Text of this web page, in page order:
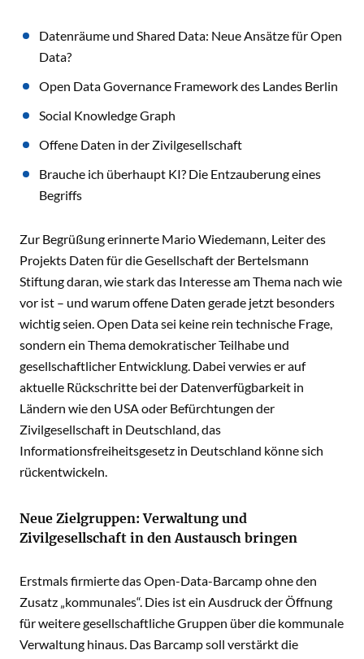
Datenräume und Shared Data: Neue Ansätze für Open
Data?
Open Data Governance Framework des Landes Berlin
Social Knowledge Graph
Offene Daten in der Zivilgesellschaft
Brauche ich überhaupt KI? Die Entzauberung eines
Begriffs
Zur Begrüßung erinnerte Mario Wiedemann, Leiter des
Projekts Daten für die Gesellschaft der Bertelsmann
Stiftung daran, wie stark das Interesse am Thema nach wie
vor ist – und warum offene Daten gerade jetzt besonders
wichtig seien. Open Data sei keine rein technische Frage,
sondern ein Thema demokratischer Teilhabe und
gesellschaftlicher Entwicklung. Dabei verwies er auf
aktuelle Rückschritte bei der Datenverfügbarkeit in
Ländern wie den USA oder Befürchtungen der
Zivilgesellschaft in Deutschland, das
Informationsfreiheitsgesetz in Deutschland könne sich
rückentwickeln.
Neue Zielgruppen: Verwaltung und
Zivilgesellschaft in den Austausch bringen
Erstmals firmierte das Open-Data-Barcamp ohne den
Zusatz „kommunales“. Dies ist ein Ausdruck der Öffnung
für weitere gesellschaftliche Gruppen über die kommunale
Verwaltung hinaus. Das Barcamp soll verstärkt die